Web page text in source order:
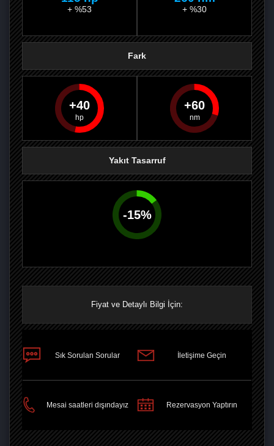
PAYLAŞPAYLAŞPLUS'TA
+ %53 + %30
Fark
40 60
Yakıt Tasarruf
-15%
Fiyat ve Detaylı Bilgi İçin:
Sık Sorulan Sorular İletişime Geçin
Mesai saatleri dışındayız Rezervasyon Yaptırın